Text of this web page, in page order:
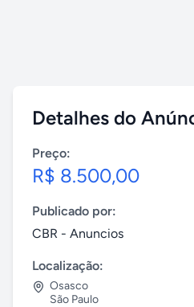
Detalhes do
Preço:
R$ 8.500,00
Publicado por:
CBR - Anuncios
Localização:
Osasco
São Paulo